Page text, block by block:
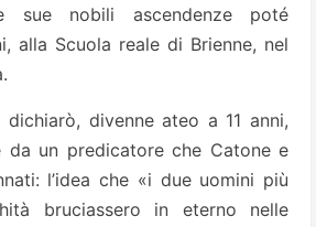
sue nobili ascendenze poté
alla Scuola reale di Brienne, nel
divenne ateo a 11 anni,
da un predicatore che Catone e
l’idea che «i due uomini più
bruciassero in eterno nelle